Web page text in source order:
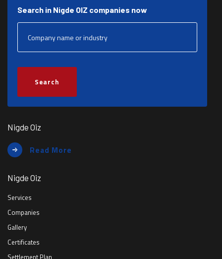
Search in Nigde OIZ companies now
Search
Nigde Oiz
Read More
Nigde Oiz
Services
Companies
Gallery
Certificates
Settlement Plan